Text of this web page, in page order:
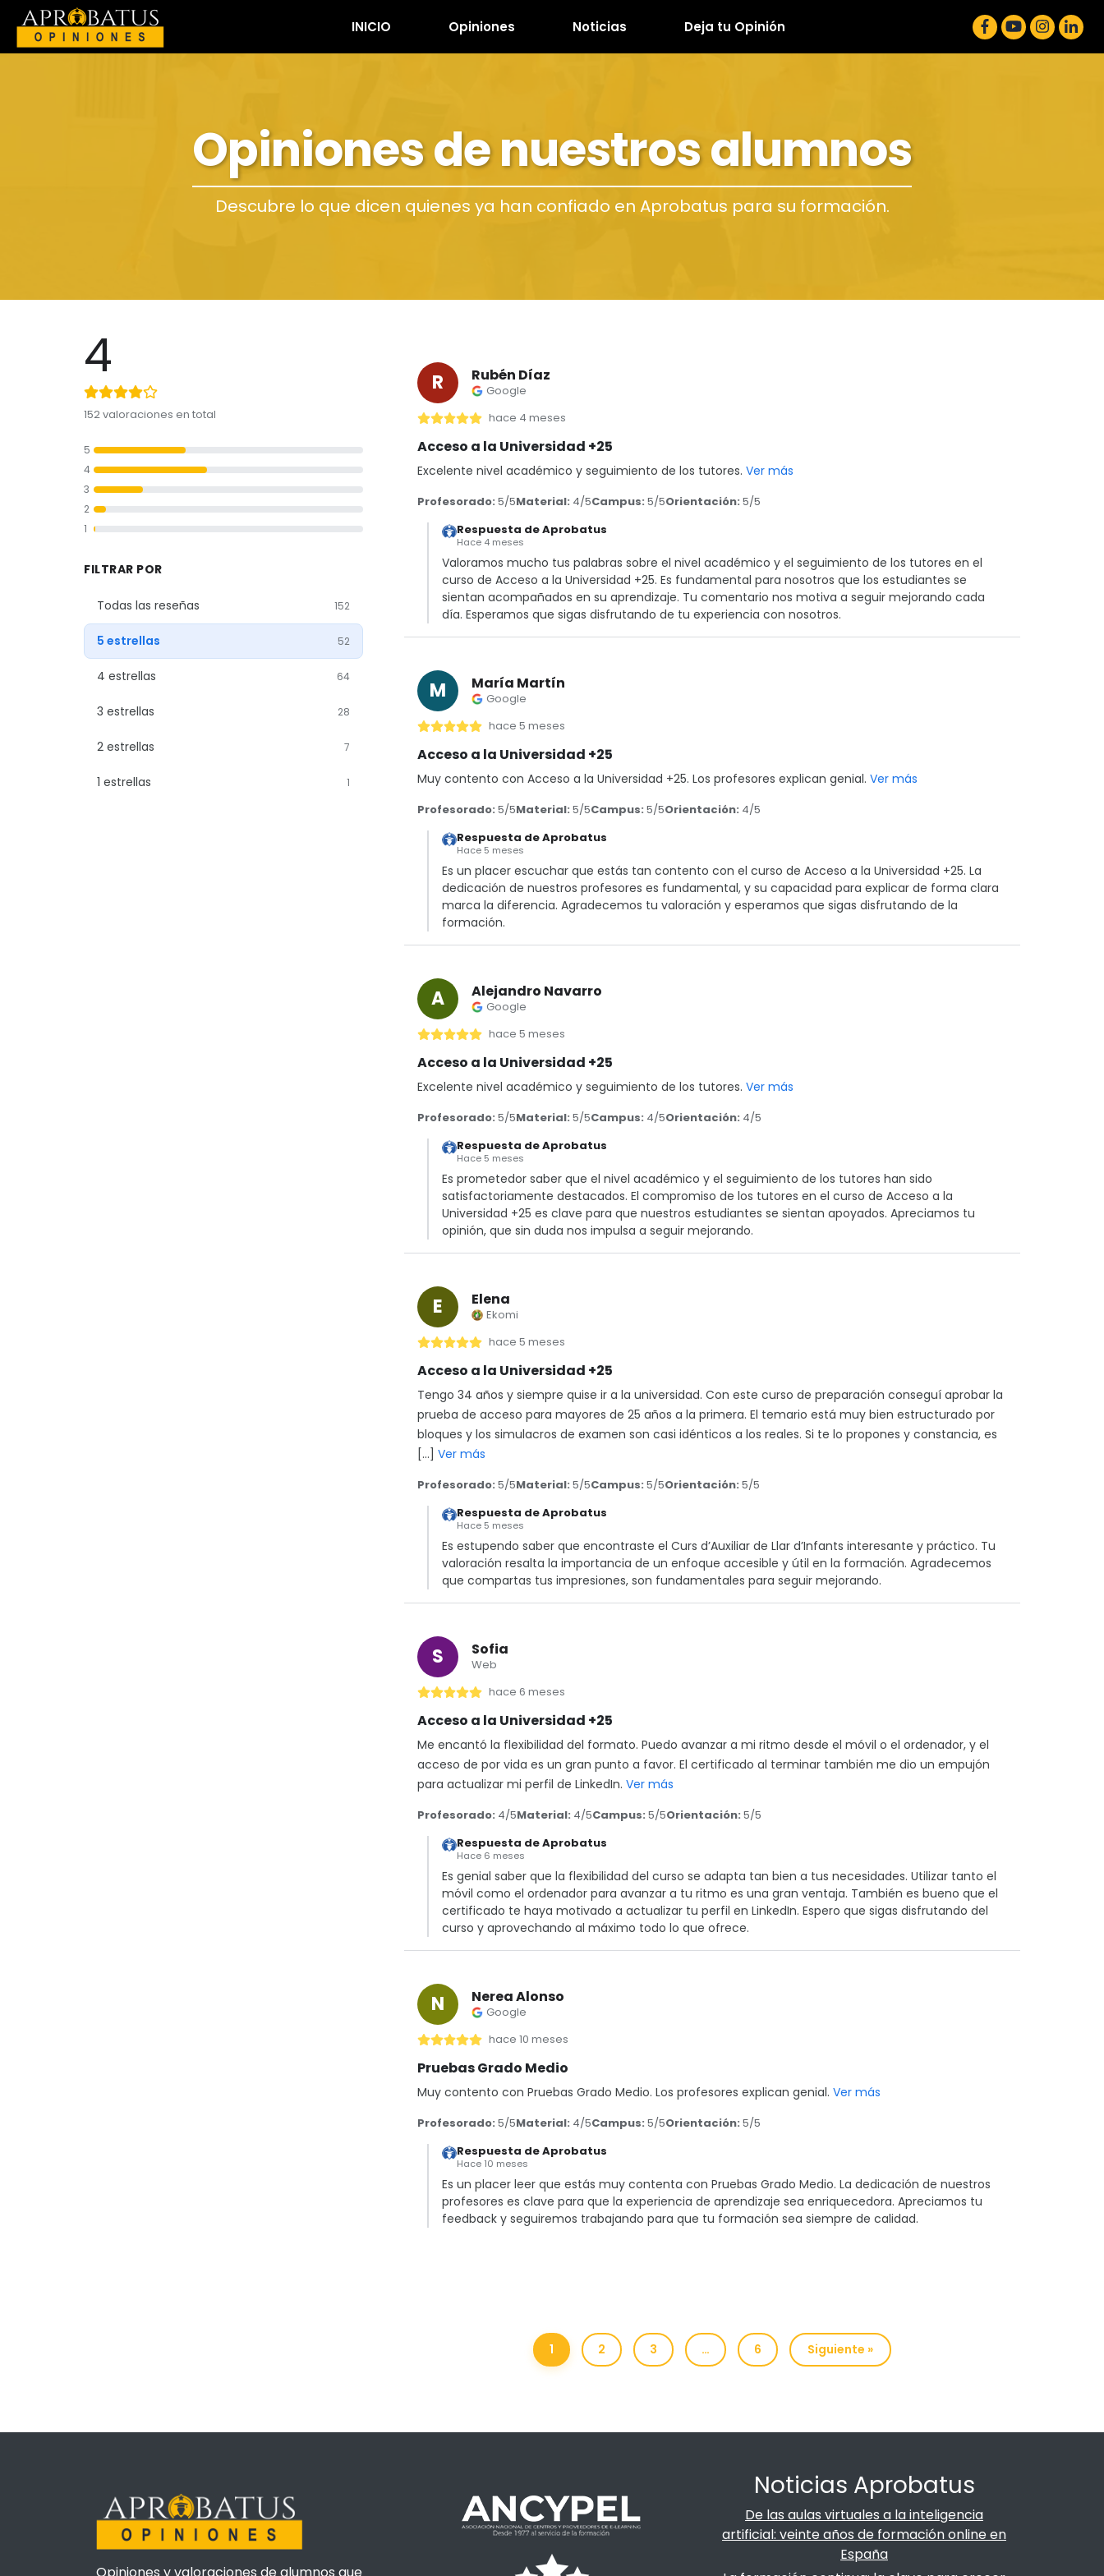
INICIO Opiniones Noticias Deja tu Opinión
Opiniones de nuestros alumnos
Descubre lo que dicen quienes ya han confiado en Aprobatus para su formación.
4
152 valoraciones en total
5
4
3
2
1
FILTRAR POR
Todas las reseñas 152
5 estrellas 52
4 estrellas 64
3 estrellas 28
2 estrellas 7
1 estrellas 1
R Rubén Díaz
Google
hace 4 meses
Acceso a la Universidad +25
Excelente nivel académico y seguimiento de los tutores. Ver más
Profesorado: 5/5Material: 4/5Campus: 5/5Orientación: 5/5
Respuesta de Aprobatus
Hace 4 meses
Valoramos mucho tus palabras sobre el nivel académico y el seguimiento de los tutores en el
curso de Acceso a la Universidad +25. Es fundamental para nosotros que los estudiantes se
sientan acompañados en su aprendizaje. Tu comentario nos motiva a seguir mejorando cada
día. Esperamos que sigas disfrutando de tu experiencia con nosotros.
M María Martín
Google
hace 5 meses
Acceso a la Universidad +25
Muy contento con Acceso a la Universidad +25. Los profesores explican genial. Ver más
Profesorado: 5/5Material: 5/5Campus: 5/5Orientación: 4/5
Respuesta de Aprobatus
Hace 5 meses
Es un placer escuchar que estás tan contento con el curso de Acceso a la Universidad +25. La
dedicación de nuestros profesores es fundamental, y su capacidad para explicar de forma clara
marca la diferencia. Agradecemos tu valoración y esperamos que sigas disfrutando de la
formación.
A Alejandro Navarro
Google
hace 5 meses
Acceso a la Universidad +25
Excelente nivel académico y seguimiento de los tutores. Ver más
Profesorado: 5/5Material: 5/5Campus: 4/5Orientación: 4/5
Respuesta de Aprobatus
Hace 5 meses
Es prometedor saber que el nivel académico y el seguimiento de los tutores han sido
satisfactoriamente destacados. El compromiso de los tutores en el curso de Acceso a la
Universidad +25 es clave para que nuestros estudiantes se sientan apoyados. Apreciamos tu
opinión, que sin duda nos impulsa a seguir mejorando.
E Elena
Ekomi
hace 5 meses
Acceso a la Universidad +25
Tengo 34 años y siempre quise ir a la universidad. Con este curso de preparación conseguí aprobar la
prueba de acceso para mayores de 25 años a la primera. El temario está muy bien estructurado por
bloques y los simulacros de examen son casi idénticos a los reales. Si te lo propones y constancia, es
[…] Ver más
Profesorado: 5/5Material: 5/5Campus: 5/5Orientación: 5/5
Respuesta de Aprobatus
Hace 5 meses
Es estupendo saber que encontraste el Curs d’Auxiliar de Llar d’Infants interesante y práctico. Tu
valoración resalta la importancia de un enfoque accesible y útil en la formación. Agradecemos
que compartas tus impresiones, son fundamentales para seguir mejorando.
S Sofia
Web
hace 6 meses
Acceso a la Universidad +25
Me encantó la flexibilidad del formato. Puedo avanzar a mi ritmo desde el móvil o el ordenador, y el
acceso de por vida es un gran punto a favor. El certificado al terminar también me dio un empujón
para actualizar mi perfil de LinkedIn. Ver más
Profesorado: 4/5Material: 4/5Campus: 5/5Orientación: 5/5
Respuesta de Aprobatus
Hace 6 meses
Es genial saber que la flexibilidad del curso se adapta tan bien a tus necesidades. Utilizar tanto el
móvil como el ordenador para avanzar a tu ritmo es una gran ventaja. También es bueno que el
certificado te haya motivado a actualizar tu perfil en LinkedIn. Espero que sigas disfrutando del
curso y aprovechando al máximo todo lo que ofrece.
N Nerea Alonso
Google
hace 10 meses
Pruebas Grado Medio
Muy contento con Pruebas Grado Medio. Los profesores explican genial. Ver más
Profesorado: 5/5Material: 4/5Campus: 5/5Orientación: 5/5
Respuesta de Aprobatus
Hace 10 meses
Es un placer leer que estás muy contenta con Pruebas Grado Medio. La dedicación de nuestros
profesores es clave para que la experiencia de aprendizaje sea enriquecedora. Apreciamos tu
feedback y seguiremos trabajando para que tu formación sea siempre de calidad.
1 2 3 … 6 Siguiente »
Opiniones y valoraciones de alumnos que
Noticias Aprobatus
De las aulas virtuales a la inteligencia
artificial: veinte años de formación online en
España